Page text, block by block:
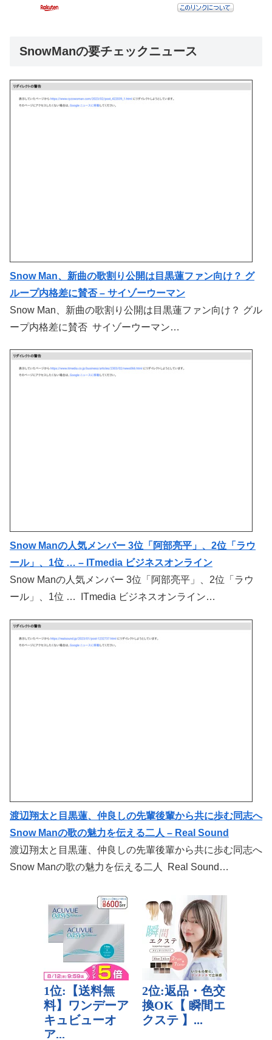
SnowManの要チェックニュース
Snow Man、新曲の歌割り公開は目黒蓮ファン向け？ グ
ループ内格差に賛否 – サイゾーウーマン
Snow Man、新曲の歌割り公開は目黒蓮ファン向け？ グル
ープ内格差に賛否 サイゾーウーマン…
Snow Manの人気メンバー 3位「阿部亮平」、2位「ラウ
ール」、1位 … – ITmedia ビジネスオンライン
Snow Manの人気メンバー 3位「阿部亮平」、2位「ラウ
ール」、1位 … ITmedia ビジネスオンライン…
渡辺翔太と目黒蓮、仲良しの先輩後輩から共に歩む同志へ
Snow Manの歌の魅力を伝える二人 – Real Sound
渡辺翔太と目黒蓮、仲良しの先輩後輩から共に歩む同志へ
Snow Manの歌の魅力を伝える二人 Real Sound…